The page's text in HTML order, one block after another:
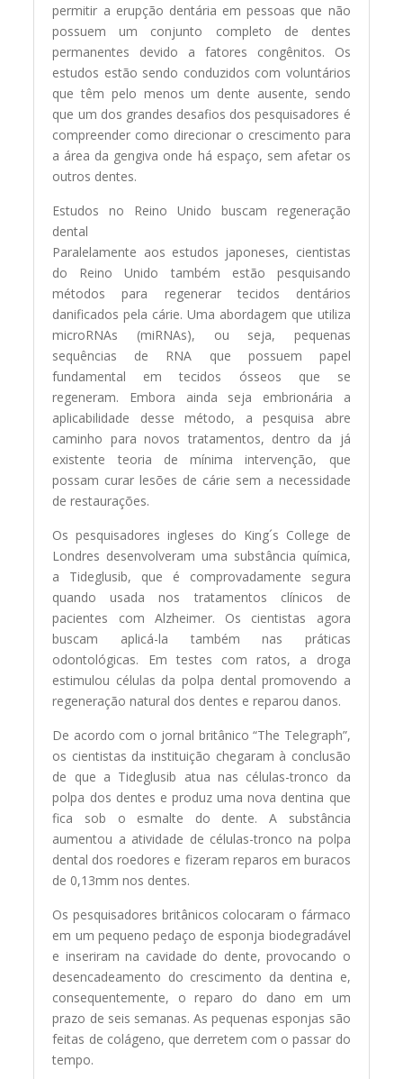
permitir a erupção dentária em pessoas que não
possuem um conjunto completo de dentes
permanentes devido a fatores congênitos. Os
estudos estão sendo conduzidos com voluntários
que têm pelo menos um dente ausente, sendo
que um dos grandes desafios dos pesquisadores é
compreender como direcionar o crescimento para
a área da gengiva onde há espaço, sem afetar os
outros dentes.
Estudos no Reino Unido buscam regeneração
dental
Paralelamente aos estudos japoneses, cientistas
do Reino Unido também estão pesquisando
métodos para regenerar tecidos dentários
danificados pela cárie. Uma abordagem que utiliza
microRNAs (miRNAs), ou seja, pequenas
sequências de RNA que possuem papel
fundamental em tecidos ósseos que se
regeneram. Embora ainda seja embrionária a
aplicabilidade desse método, a pesquisa abre
caminho para novos tratamentos, dentro da já
existente teoria de mínima intervenção, que
possam curar lesões de cárie sem a necessidade
de restaurações.
Os pesquisadores ingleses do King´s College de
Londres desenvolveram uma substância química,
a Tideglusib, que é comprovadamente segura
quando usada nos tratamentos clínicos de
pacientes com Alzheimer. Os cientistas agora
buscam aplicá-la também nas práticas
odontológicas. Em testes com ratos, a droga
estimulou células da polpa dental promovendo a
regeneração natural dos dentes e reparou danos.
De acordo com o jornal britânico “The Telegraph”,
os cientistas da instituição chegaram à conclusão
de que a Tideglusib atua nas células-tronco da
polpa dos dentes e produz uma nova dentina que
fica sob o esmalte do dente. A substância
aumentou a atividade de células-tronco na polpa
dental dos roedores e fizeram reparos em buracos
de 0,13mm nos dentes.
Os pesquisadores britânicos colocaram o fármaco
em um pequeno pedaço de esponja biodegradável
e inseriram na cavidade do dente, provocando o
desencadeamento do crescimento da dentina e,
consequentemente, o reparo do dano em um
prazo de seis semanas. As pequenas esponjas são
feitas de colágeno, que derretem com o passar do
tempo.